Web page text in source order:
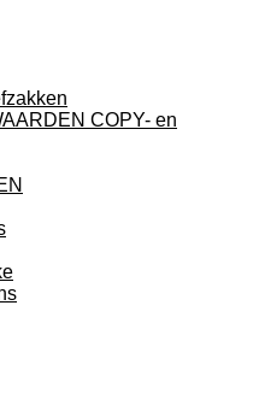
COPY- en